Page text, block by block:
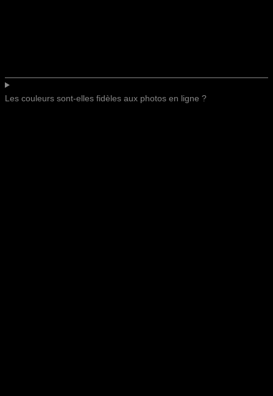
Les couleurs sont-elles fidèles aux photos en ligne ?